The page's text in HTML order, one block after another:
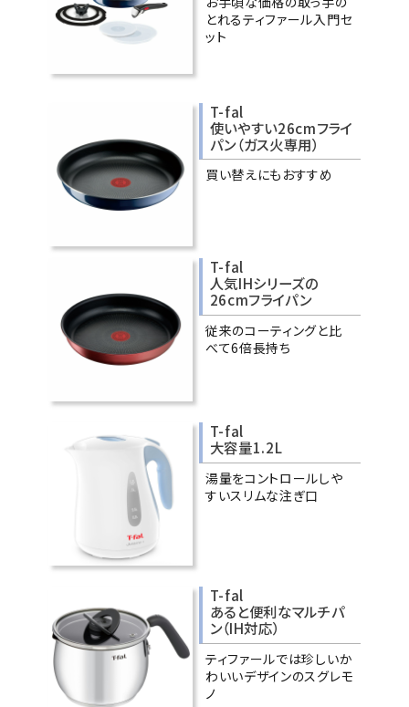
とれるティファール入門セ
ット
T-fal
使いやすい26cmフライ
パン（ガス火専用）
買い替えにもおすすめ
T-fal
人気IHシリーズの
26cmフライパン
従来のコーティングと比
べて6倍長持ち
T-fal
大容量1.2L
湯量をコントロールしや
すいスリムな注ぎ口
T-fal
あると便利なマルチパ
ン（IH対応）
ティファールでは珍しいか
わいいデザインのスグレモ
ノ